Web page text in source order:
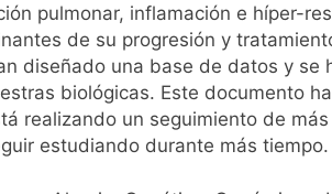
pulmonar, inflamación e híper-
de su progresión y
diseñado una base de datos y se
biológicas. Este documento
realizando un seguimiento de
estudiando durante más tiempo.